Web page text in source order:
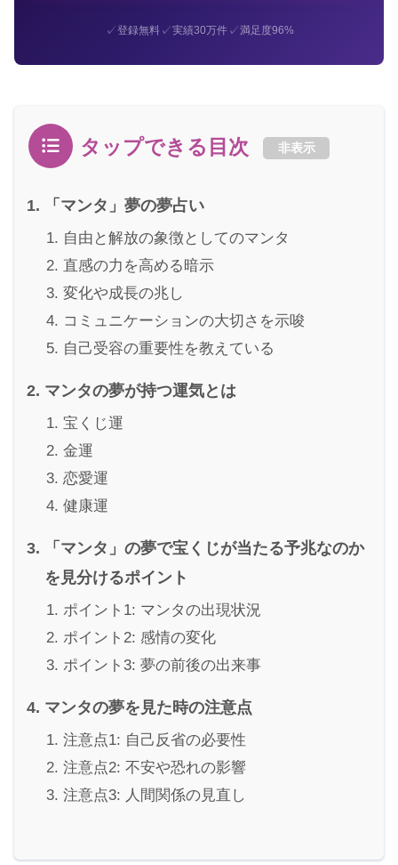
✓登録無料✓実績30万件✓満足度96%
タップできる目次 非表示
「マンタ」夢の夢占い
自由と解放の象徴としてのマンタ
直感の力を高める暗示
変化や成長の兆し
コミュニケーションの大切さを示唆
自己受容の重要性を教えている
マンタの夢が持つ運気とは
宝くじ運
金運
恋愛運
健康運
「マンタ」の夢で宝くじが当たる予兆なのか
を見分けるポイント
ポイント1: マンタの出現状況
ポイント2: 感情の変化
ポイント3: 夢の前後の出来事
マンタの夢を見た時の注意点
注意点1: 自己反省の必要性
注意点2: 不安や恐れの影響
注意点3: 人間関係の見直し